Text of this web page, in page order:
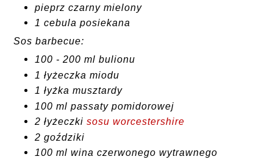
pieprz czarny mielony
1 cebula posiekana
Sos barbecue:
100 - 200 ml bulionu
1 łyżeczka miodu
1 łyżka musztardy
100 ml passaty pomidorowej
2 łyżeczkisosu worcestershire
2 goździki
100 mlwina czerwonego wytrawnego